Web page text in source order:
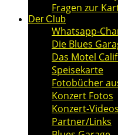
Fragen zur
Der Club
Whatsapp-
Die Blues
Das Motel
Speisekarte
Fotobücher
Konzert Fotos
Konzert-Videos
Partner/Links